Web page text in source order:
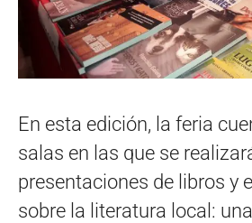
En esta edición, la feria
salas en las que se
presentaciones de libros y
sobre la literatura local: